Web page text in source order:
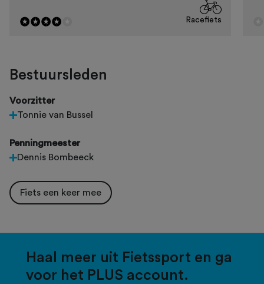
Racefiets
Bestuursleden
Voorzitter
Tonnie van Bussel
Penningmeester
Dennis Bombeeck
Fiets een keer mee
Haal meer uit Fietssport en ga
voor het PLUS account.